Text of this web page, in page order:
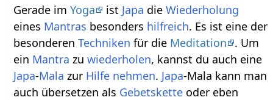
Gerade imYoga ist Japa dieWiederholung
eines Mantras besonders hilfreich. Es ist eine der
besonderenTechniken für die Meditation
. Um
ein Mantra zuwiederholen, kannst du auch eine
Japa-Mala zur Hilfe nehmen. Japa-Mala kann man
auch übersetzen als Gebetskette oder eben